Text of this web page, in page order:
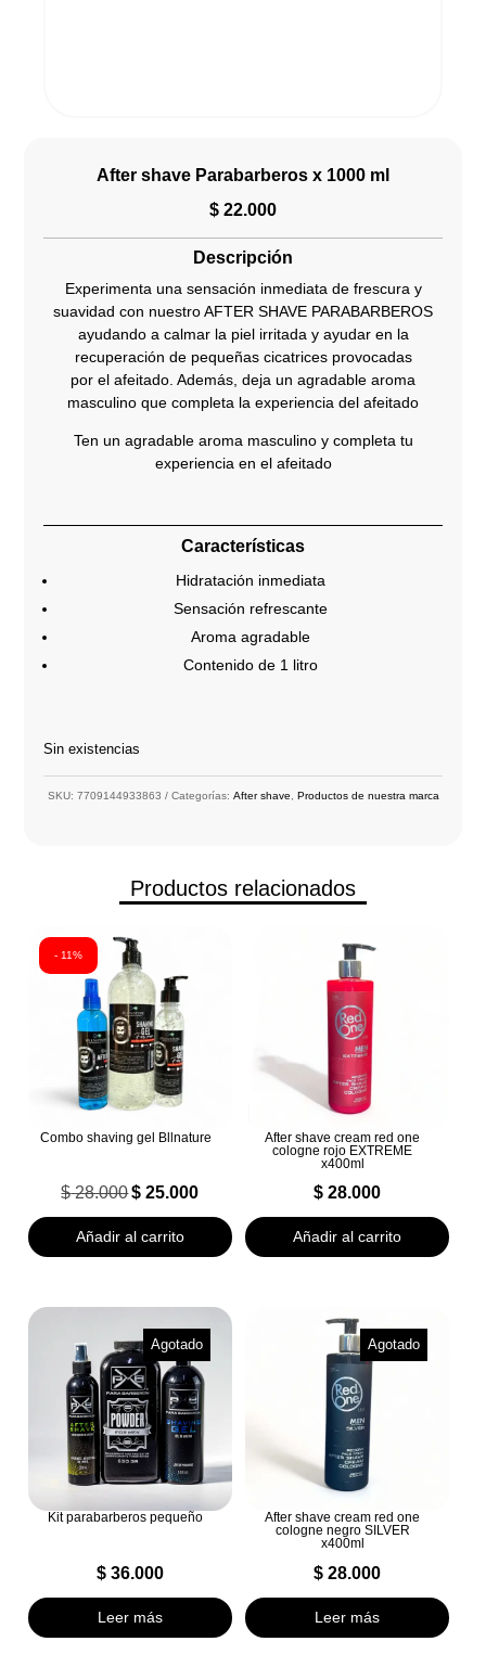
After shave Parabarberos x 1000 ml
$ 22.000
Descripción
Experimenta una sensación inmediata de frescura y
suavidad con nuestro AFTER SHAVE PARABARBEROS
ayudando a calmar la piel irritada y ayudar en la
recuperación de pequeñas cicatrices provocadas
por el afeitado. Además, deja un agradable aroma
masculino que completa la experiencia del afeitado
Ten un agradable aroma masculino y completa tu
experiencia en el afeitado
Características
Hidratación inmediata
Sensación refrescante
Aroma agradable
Contenido de 1 litro
Sin existencias
SKU: 7709144933863 Categorías: After shave, Productos de nuestra marca
Productos relacionados
- 11%
Combo shaving gel Bllnature
$28.000 El
precio
$ 25.000El
precio
Añadir al carrito
After shave cream red one
cologne rojo EXTREME
x400ml
$28.000
Añadir al carrito
Agotado
Kit parabarberos pequeño
$36.000
Leer más
Agotado
After shave cream red one
cologne negro SILVER
x400ml
$28.000
Leer más